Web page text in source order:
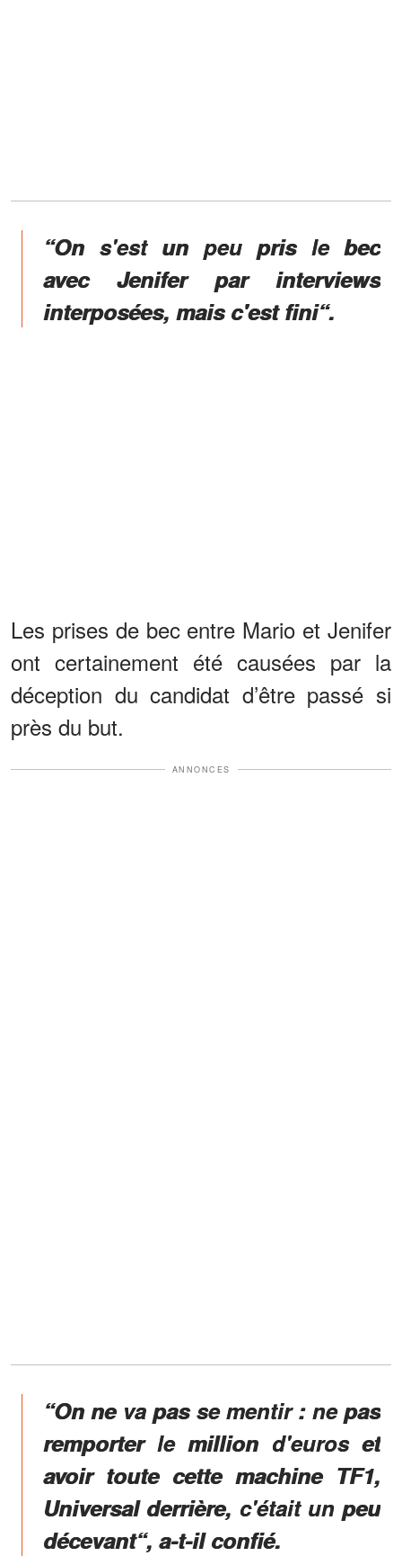
“On s'est un peu pris le bec
avec Jenifer par interviews
interposées, mais c'est fini“.
Les prises de bec entre Mario et Jenifer
ont certainement été causées par la
déception du candidat d’être passé si
près du but.
ANNONCES
“On ne va pas se mentir : ne pas
remporter le million d'euros et
avoir toute cette machine TF1,
Universal derrière, c'était un peu
décevant“, a-t-il confié.